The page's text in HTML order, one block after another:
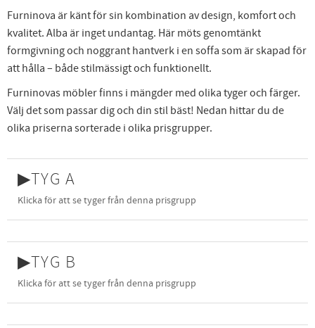
Furninova är känt för sin kombination av design, komfort och
kvalitet. Alba är inget undantag. Här möts genomtänkt
formgivning och noggrant hantverk i en soffa som är skapad för
att hålla – både stilmässigt och funktionellt.
Furninovas möbler finns i mängder med olika tyger och färger.
Välj det som passar dig och din stil bäst! Nedan hittar du de
olika priserna sorterade i olika prisgrupper.
▶TYG A
Klicka för att se tyger från denna prisgrupp
▶TYG B
Klicka för att se tyger från denna prisgrupp